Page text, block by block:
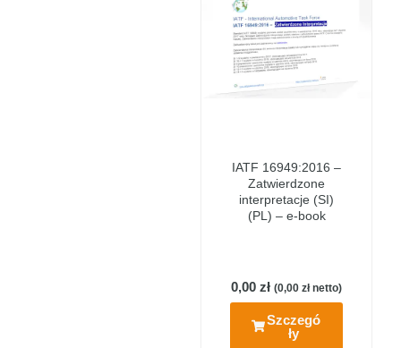
IATF 16949:2016 –
Zatwierdzone
interpretacje (SI)
(PL) – e-book
0,00 zł (0,00 złnetto)
Szczegó
ły